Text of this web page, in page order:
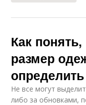
Как
размер
Не все могут
либо за обновками,